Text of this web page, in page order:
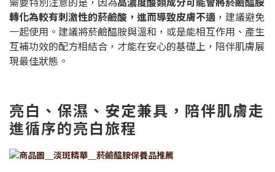
轉化為較有刺激性的菸鹼酸，進而導致皮膚不適 ，建議避免
一起使用。建議將菸鹼醯胺與溫和，或是能相互作用、產生
互補功效的配方相結合，才能在安心的基礎上，陪伴肌膚展
現最佳狀態。
亮白、保濕、安定兼具，陪伴肌膚走
進循序的亮白旅程